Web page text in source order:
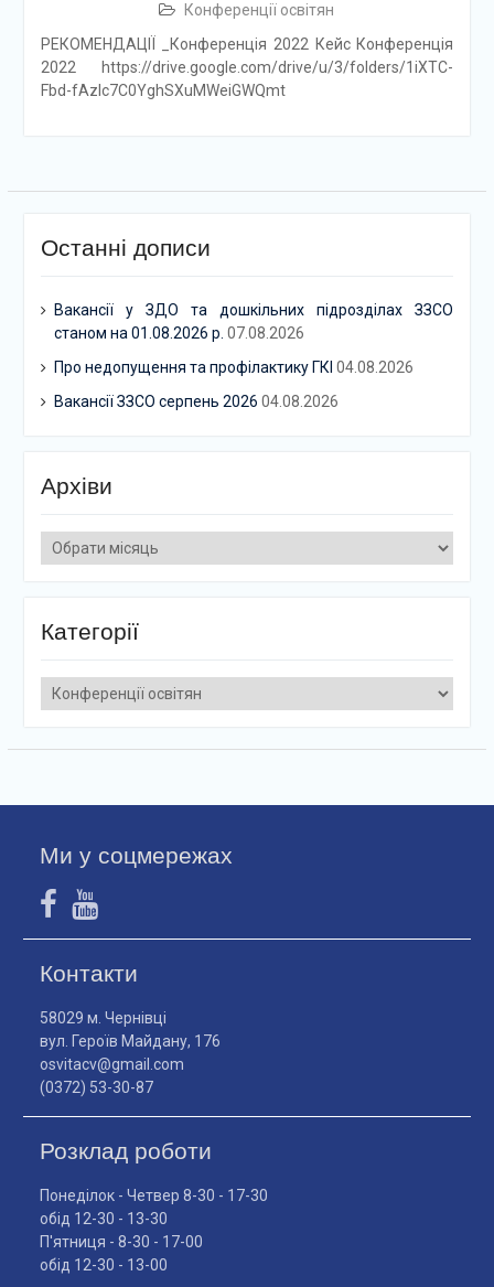
Конференції освітян
РЕКОМЕНДАЦІЇ _Конференцiя 2022 Кейс Конференція
2022 https://drive.google.com/drive/u/3/folders/1iXTC-
Fbd-fAzlc7C0YghSXuMWeiGWQmt
Останні дописи
Вакансії у ЗДО та дошкільних підрозділах ЗЗСО
станом на 01.08.2026 р. 07.08.2026
Про недопущення та профілактику ГКІ 04.08.2026
Вакансії ЗЗСО серпень 2026 04.08.2026
Архіви
Архіви
Категорії
Категорії
Ми у соцмережах
Контакти
58029 м. Чернівці
вул. Героїв Майдану, 176
osvitacv@gmail.com
(0372) 53-30-87
Розклад роботи
Понеділок - Четвер 8-30 - 17-30
обід 12-30 - 13-30
П'ятниця - 8-30 - 17-00
обід 12-30 - 13-00